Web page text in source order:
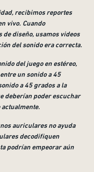
recibimos reportes
vivo. Cuando
diseño, usamos videos
del sonido era correcta.
del juego en estéreo,
un sonido a 45
a 45 grados a la
deberían poder escuchar
actualmente.
auriculares no ayuda
decodifiquen
podrían empeorar aún